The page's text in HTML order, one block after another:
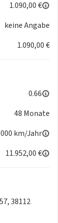
Center-
beheizbar,
Front- und
Tagfahrlicht
1.090,00 €
keine Angabe
1.090,00 €
0.66
48 Monate
km/Jahr
11.952,00 €
38112